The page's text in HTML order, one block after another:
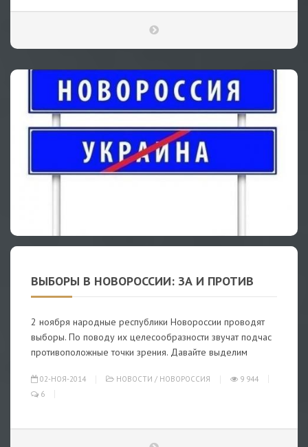
ВЫБОРЫ В НОВОРОССИИ: ЗА И ПРОТИВ
2 ноября народные республики Новороссии проводят
выборы. По поводу их целесообразности звучат подчас
противоположные точки зрения. Давайте выделим
02-НОЯ-2014 НОВОСТИ / НОВОРОССИЯ
9 944
6